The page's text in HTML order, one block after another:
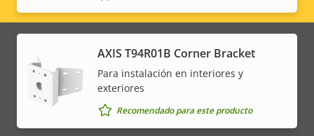
AXIS T94R01B Corner Bracket
Para instalación en interiores y
exteriores
Recomendado para este producto
Legal
menu